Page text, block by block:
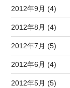
2012年9月 (4)
2012年8月 (4)
2012年7月 (5)
2012年6月 (4)
2012年5月 (5)